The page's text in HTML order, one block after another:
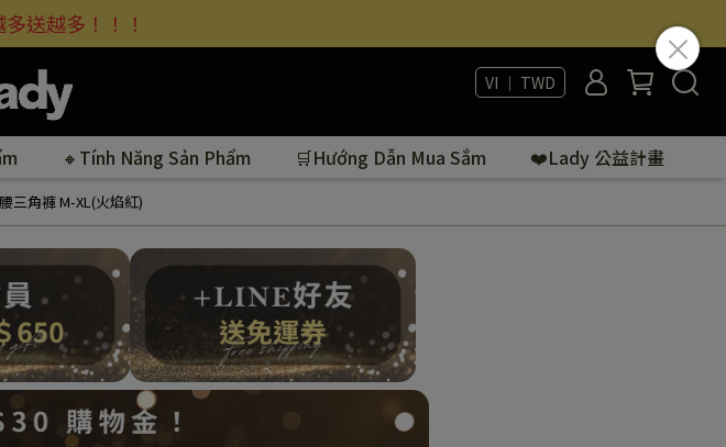
送越多！！！
VI ｜ TWD
🔸Tính Năng Sản Phẩm 🛒Hướng Dẫn Mua Sắm ❤️Lady 公益計畫
三角褲 M-XL(火焰紅)